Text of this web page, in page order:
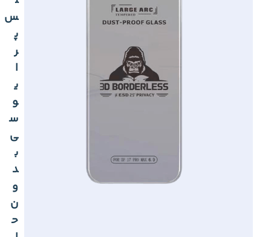
س
پ
ر
ا
ی
و
س
ی
ب
د
و
ن
ح